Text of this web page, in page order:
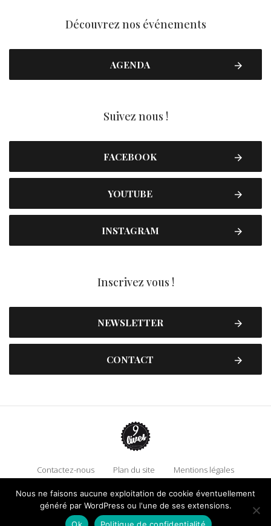
Découvrez nos événements
AGENDA
Suivez nous !
FACEBOOK
YOUTUBE
INSTAGRAM
Inscrivez vous !
NEWSLETTER
CONTACT
Contactez-nous Plan du site
Mentions légales
Politique de confidentialité
Adhérez à 9 Lives
Faire un don !
Nous ne faisons aucune exploitation de cookie éventuellement
généré par WordPress ou l'une de ses extensions.
Ok
Politique de confidentialité